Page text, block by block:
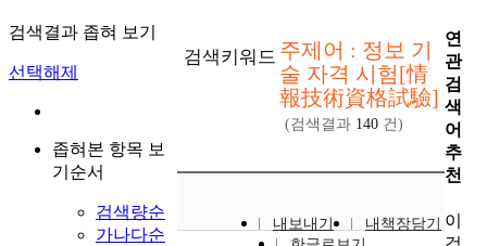
검색결과 좁혀 보기
선택해제
좁혀본 항목 보
기순서
검색량순
가나다순
검색키워드 주제어 : 정보 기
술 자격 시험[情
報技術資格試驗]
(검색결과 140 건)
내보내기
내책장담기
연
관
검
색
어
추
천
이